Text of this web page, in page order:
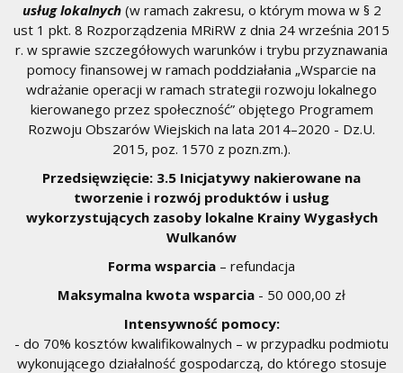
usług lokalnych(w ramach zakresu, o którym mowa w § 2
ust 1 pkt. 8 Rozporządzenia MRiRW z dnia 24 września 2015
r. w sprawie szczegółowych warunków i trybu przyznawania
pomocy finansowej w ramach poddziałania „Wsparcie na
wdrażanie operacji w ramach strategii rozwoju lokalnego
kierowanego przez społeczność” objętego Programem
Rozwoju Obszarów Wiejskich na lata 2014–2020 - Dz.U.
2015, poz. 1570 z pozn.zm.).
Przedsięwzięcie: 3.5 Inicjatywy nakierowane na
tworzenie i rozwój produktów i usług
wykorzystujących zasoby lokalne Krainy Wygasłych
Wulkanów
Forma wsparcia – refundacja
Maksymalna kwota wsparcia - 50 000,00 zł
Intensywność pomocy:
- do 70% kosztów kwalifikowalnych – w przypadku podmiotu
wykonującego działalność gospodarczą, do którego stosuje